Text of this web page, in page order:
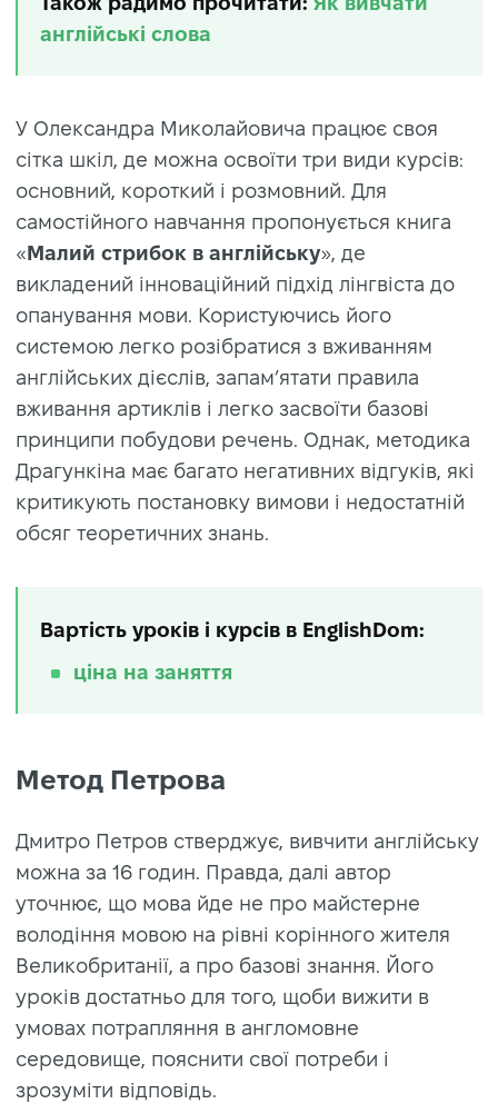
англiйськi слова
У Олександра Миколайовича працює своя
сітка шкіл, де можна освоїти три види курсів:
основний, короткий і розмовний. Для
самостійного навчання пропонується книга
« Малий стрибок в англійську», де
викладений інноваційний підхід лінгвіста до
опанування мови. Користуючись його
системою легко розібратися з вживанням
англійських дієслів, запам’ятати правила
вживання артиклів і легко засвоїти базові
принципи побудови речень. Однак, методика
Драгункіна має багато негативних відгуків, які
критикують постановку вимови і недостатній
обсяг теоретичних знань.
Вартість уроків і курсів в EnglishDom:
ціна на заняття
Метод Петрова
Дмитро Петров стверджує, вивчити англійську
можна за 16 годин. Правда, далі автор
уточнює, що мова йде не про майстерне
володіння мовою на рівні корінного жителя
Великобританії, а про базові знання. Його
уроків достатньо для того, щоби вижити в
умовах потрапляння в англомовне
середовище, пояснити свої потреби і
зрозуміти відповідь.